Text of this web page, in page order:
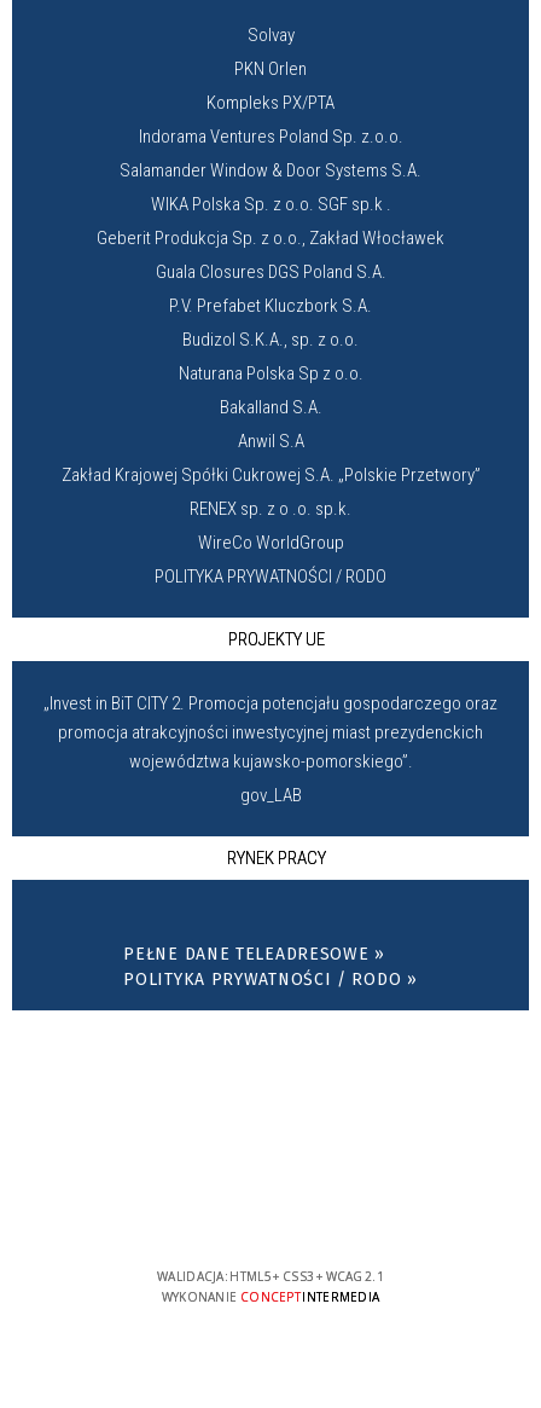
Solvay
PKN Orlen
Kompleks PX/PTA
Indorama Ventures Poland Sp. z.o.o.
Salamander Window & Door Systems S.A.
WIKA Polska Sp. z o.o. SGF sp.k .
Geberit Produkcja Sp. z o.o., Zakład Włocławek
Guala Closures DGS Poland S.A.
P.V. Prefabet Kluczbork S.A.
Budizol S.K.A., sp. z o.o.
Naturana Polska Sp z o.o.
Bakalland S.A.
Anwil S.A
Zakład Krajowej Spółki Cukrowej S.A. „Polskie Przetwory”
RENEX sp. z o .o. sp.k.
WireCo WorldGroup
POLITYKA PRYWATNOŚCI / RODO
PROJEKTY UE
„Invest in BiT CITY 2. Promocja potencjału gospodarczego oraz
promocja atrakcyjności inwestycyjnej miast prezydenckich
województwa kujawsko-pomorskiego”.
gov_LAB
RYNEK PRACY
PEŁNE DANE TELEADRESOWE »
POLITYKA PRYWATNOŚCI / RODO »
WALIDACJA: HTML5+ CSS3 + WCAG 2.1
WYKONANIE CONCEPTINTERMEDIA